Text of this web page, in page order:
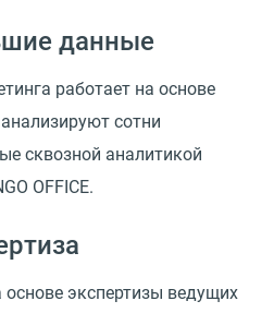
данные
работает на основе
сотни
сквозной аналитикой
OFFICE.
экспертизы ведущих